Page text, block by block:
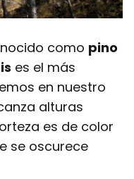
como pino
es el más
en nuestro
alturas
es de color
se oscurece